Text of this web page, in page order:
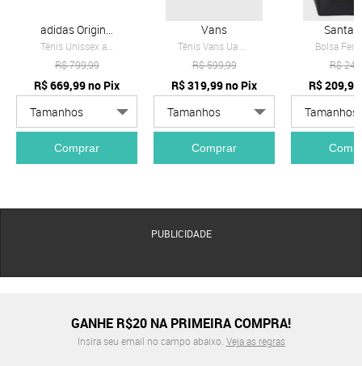
adidas Originals
R$799,99
R$669,99no Pix
Comprar
Vans
R$599,99
R$319,99no Pix
Comprar
Santa
R$
R$209,99
PUBLICIDADE
GANHE R$20 NA PRIMEIRA COMPRA!
Insira seu email no campo abaixo. Veja as regras